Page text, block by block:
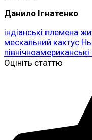
Данило Ігнатенко
індіанські племена
мескальний кактус
північноамериканські
Оцініть статтю